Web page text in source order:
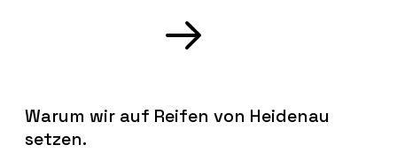
Warum wir auf Reifen von Heidenau
setzen.